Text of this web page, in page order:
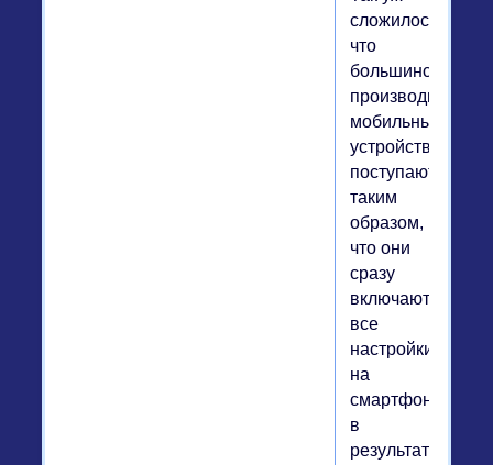
сложилось,
что
большинство
производителей
мобильных
устройств
поступают
таким
образом,
что они
сразу
включают
все
настройки
на
смартфоне,
в
результате